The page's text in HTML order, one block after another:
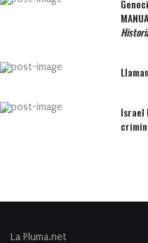
Israel
La Pluma.net